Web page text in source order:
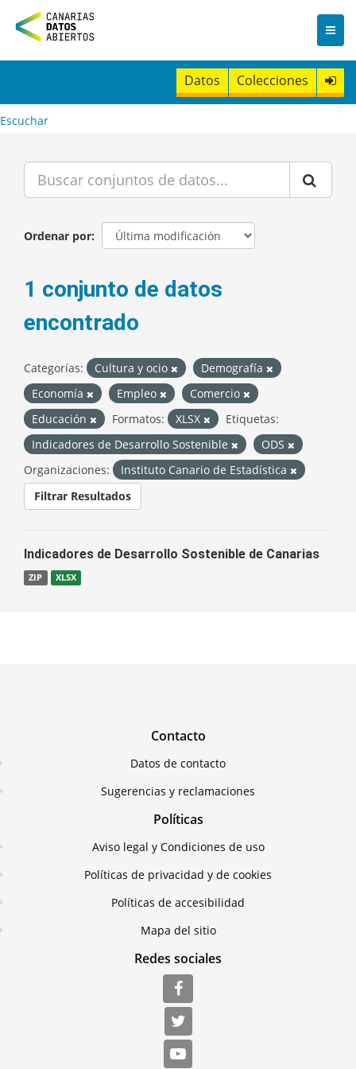
n
t
Datos Colecciones
Escuchar
Ordenar por
1 conjunto de datos
encontrado
Categorías: Cultura y ocio
Demografía
Economía
Empleo
Comercio
Educación
Formatos: XLSX
Etiquetas:
Indicadores de Desarrollo Sostenible
ODS
Organizaciones:
Instituto Canario de Estadística
Filtrar Resultados
Indicadores de Desarrollo Sostenible de Canarias
ZIP XLSX
Contacto
Datos de contacto
Sugerencias y reclamaciones
Políticas
Aviso legal y Condiciones de uso
Políticas de privacidad y de cookies
Políticas de accesibilidad
Mapa del sitio
Redes sociales